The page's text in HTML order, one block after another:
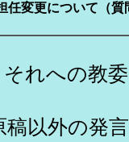
変更について（質
れへの教
以外の発